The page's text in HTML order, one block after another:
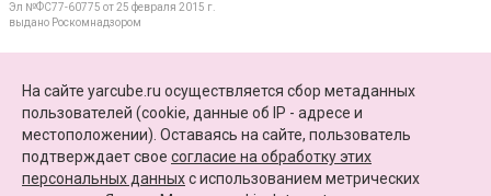
Эл №ФС77-60775 от 25 февраля 2015 г.
выдано Роскомнадзором
ПАРТНЕРЫ
КАРТА САЙТА
На сайте yarcube.ru осуществляется сбор метаданных
пользователей (cookie, данные об IP - адресе и
местоположении). Оставаясь на сайте, пользователь
подтверждает свое согласие на обработку этих
персональных данныхc использованием метрических